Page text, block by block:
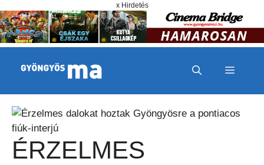
x Hirdetés
MENÜ
ÉRZELMES